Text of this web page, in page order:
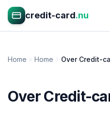
credit-card.nu
Home Home Over Credit-
Over Credit-